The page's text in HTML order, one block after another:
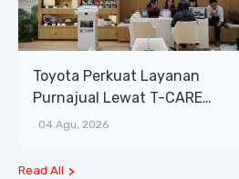
Toyota Perkuat Layanan
Purnajual Lewat T-CARE
XTRA, Manfaat Lebih Besar
. 04 Agu, 2026
Read All